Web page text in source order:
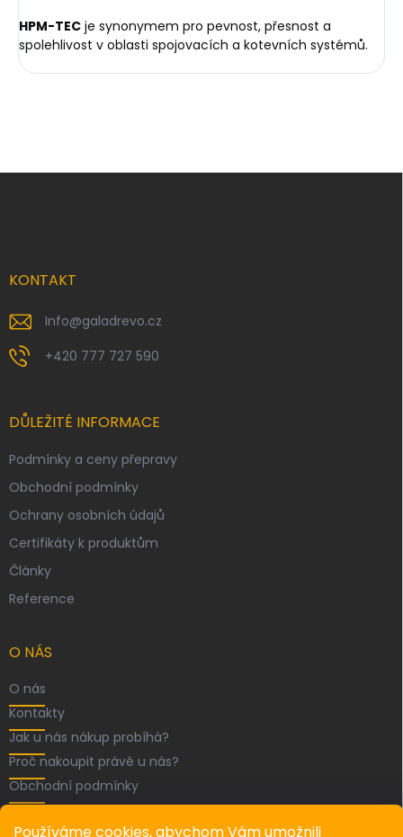
Používáme cookies, abychom Vám umožnili
HPM-TEC je synonymem pro pevnost, přesnost a
spolehlivost v oblasti spojovacích a kotevních systémů.
KONTAKT
Info@galadrevo.cz
+420 777 727 590
DŮLEŽITÉ INFORMACE
Podmínky a ceny přepravy
Obchodní podmínky
Ochrany osobních údajů
Certifikáty k produktům
Články
Reference
O NÁS
O nás
Kontakty
Jak u nás nákup probíhá?
Proč nakoupit právě u nás?
Obchodní podmínky
FACEBOOK